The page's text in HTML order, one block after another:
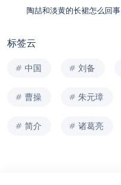
陶喆和淡黄的长裙怎么回事
标签云
中国 刘备
曹操 朱元璋
简介 诸葛亮